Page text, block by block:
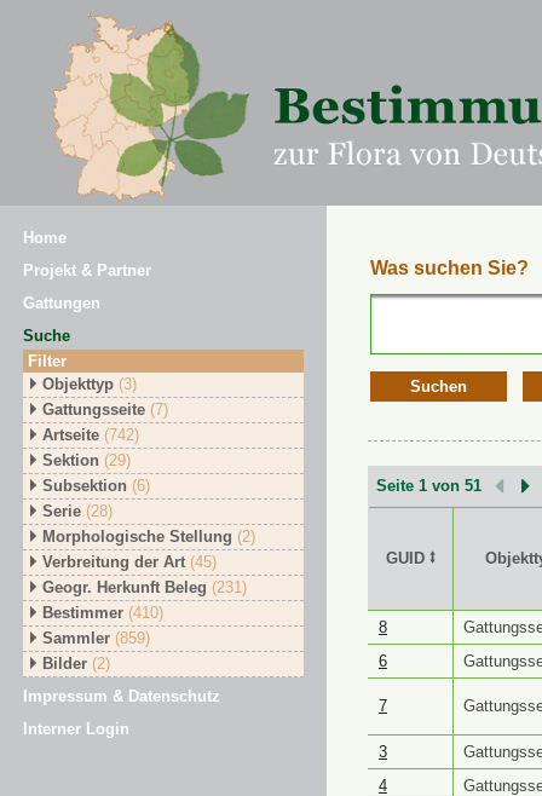
Home
Projekt & Partner
Gattungen
Suche
Filter
Objekttyp (3)
Gattungsseite (7)
Artseite (742)
Sektion (29)
Subsektion (6)
Serie (28)
Morphologische Stellung (2)
Verbreitung der Art (45)
Geogr. Herkunft Beleg (231)
Bestimmer (410)
Sammler (859)
Bilder (2)
Impressum & Datenschutz
Interner Login
Was suchen Sie?
Suchen
Seite 1 von 51
GUID ⭥
GUID ⭥
8
6
7
3
4